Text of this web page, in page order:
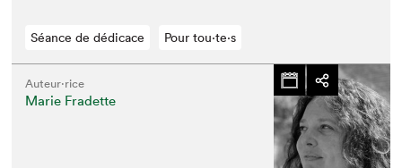
Séance de dédicace Pour tou⋅te⋅s
Auteur·rice
Marie Fradette